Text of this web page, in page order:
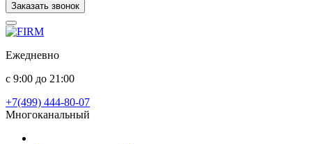
Заказать звонок
Ежедневно
с 9:00 до 21:00
+7(499) 444-80-07
Многоканальный